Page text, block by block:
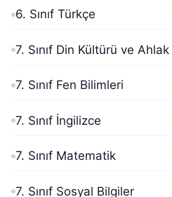
6. Sınıf Türkçe
7. Sınıf Din Kültürü ve
7. Sınıf Fen Bilimleri
7. Sınıf İngilizce
7. Sınıf Matematik
7. Sınıf Sosyal Bilgiler